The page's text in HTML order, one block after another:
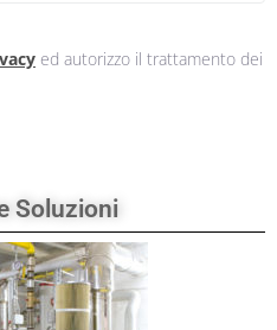
ed autorizzo il trattamento dei
Soluzioni